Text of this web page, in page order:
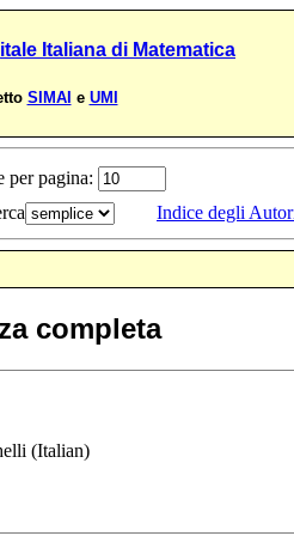
Italiana di Matematica
SIMAI e UMI
per pagina:
Indice degli
completa
(Italian)